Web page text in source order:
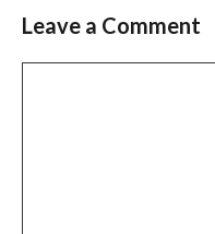
Leave a Comment